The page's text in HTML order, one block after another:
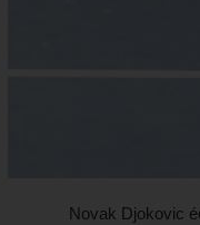
Novak Djokovic